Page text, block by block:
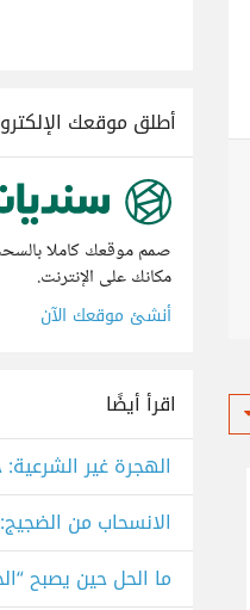
أطلق موقعك
صمم موقعك كاملا
مكانك على الإنترنت.
أنشئ موقعك الآن
اقرأ أيضًا
الهجرة غير
الانسحاب من
ما الحل حين يصبح